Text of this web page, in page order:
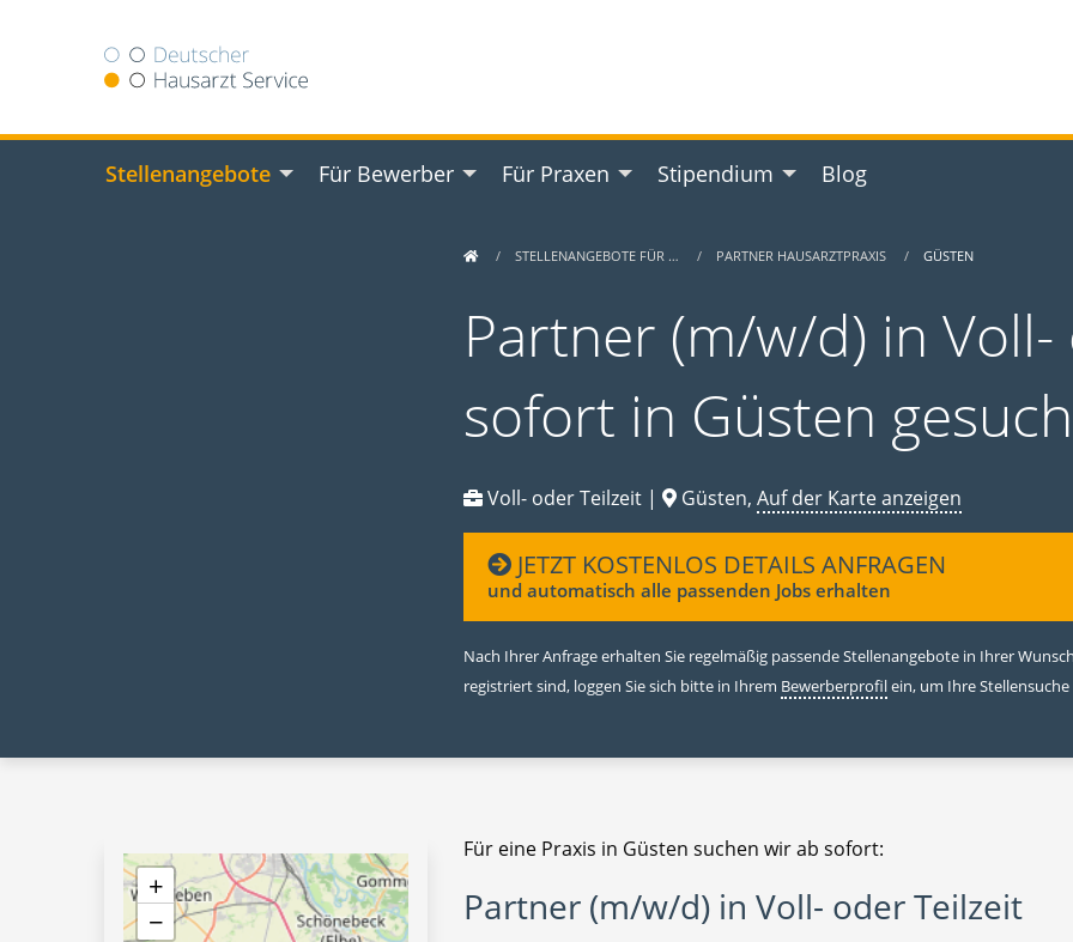
Stellenangebote Für Bewerber Für Praxen Stipendium Blog
STELLENANGEBOTE FÜR … PARTNER HAUSARZTPRAXIS GÜSTEN
Partner (m/w/d) in
sofort in Güsten
Voll- oder Teilzeit | Güsten, Auf der Karte anzeigen
JETZT KOSTENLOS DETAILS ANFRAGEN
und automatisch alle passenden Jobs erhalten
Nach Ihrer Anfrage erhalten Sie regelmäßig passende Stellenangebote in Ihrer
registriert sind, loggen Sie sich bitte in Ihrem Bewerberprofilein, um Ihre
Für eine Praxis in Güsten suchen wir ab sofort:
Partner (m/w/d) in Voll- oder Teilzeit
+
−